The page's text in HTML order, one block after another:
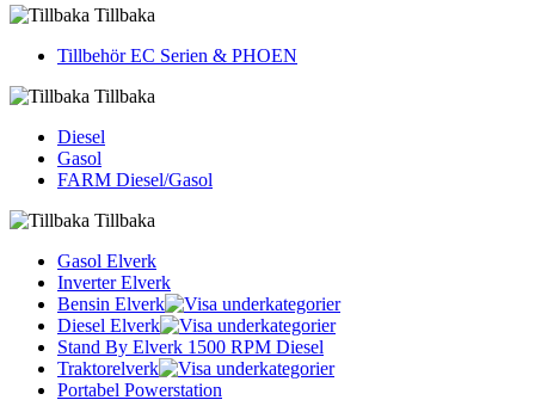
Tillbaka
Tillbehör EC Serien & PHOEN
Tillbaka
Diesel
Gasol
FARM Diesel/Gasol
Tillbaka
Gasol Elverk
Inverter Elverk
Bensin Elverk
Diesel Elverk
Stand By Elverk 1500 RPM Diesel
Traktorelverk
Portabel Powerstation